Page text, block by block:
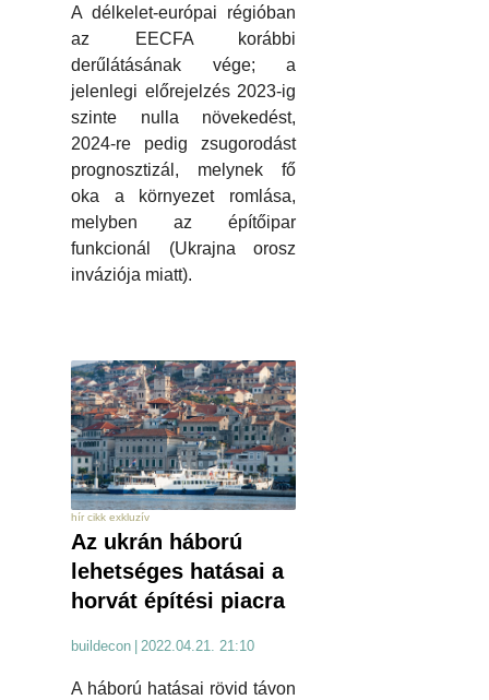
A délkelet-európai régióban
az EECFA korábbi
derűlátásának vége; a
jelenlegi előrejelzés 2023-ig
szinte nulla növekedést,
2024-re pedig zsugorodást
prognosztizál, melynek fő
oka a környezet romlása,
melyben az építőipar
funkcionál (Ukrajna orosz
inváziója miatt).
hír cikk exkluzív
Az ukrán háború
lehetséges hatásai a
horvát építési piacra
buildecon 2022.04.21. 21:10
A háború hatásai rövid távon